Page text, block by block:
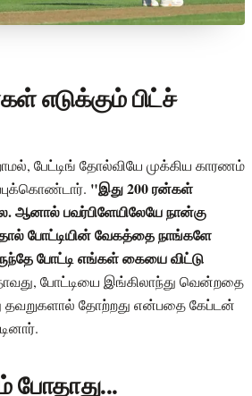
எடுக்கும் பிட்ச்
பேட்டிங் தோல்வியே முக்கிய காரணம்
"இது 200 ரன்கள்
ஆனால் பவர்பிளேயிலேயே நான்கு
போட்டியின் வேகத்தை நாங்களே
போட்டி எங்கள் கையை விட்டு
போட்டியை இங்கிலாந்து வென்றதை
தவறுகளால் தோற்றது என்பதை கேப்டன்
போதாது...